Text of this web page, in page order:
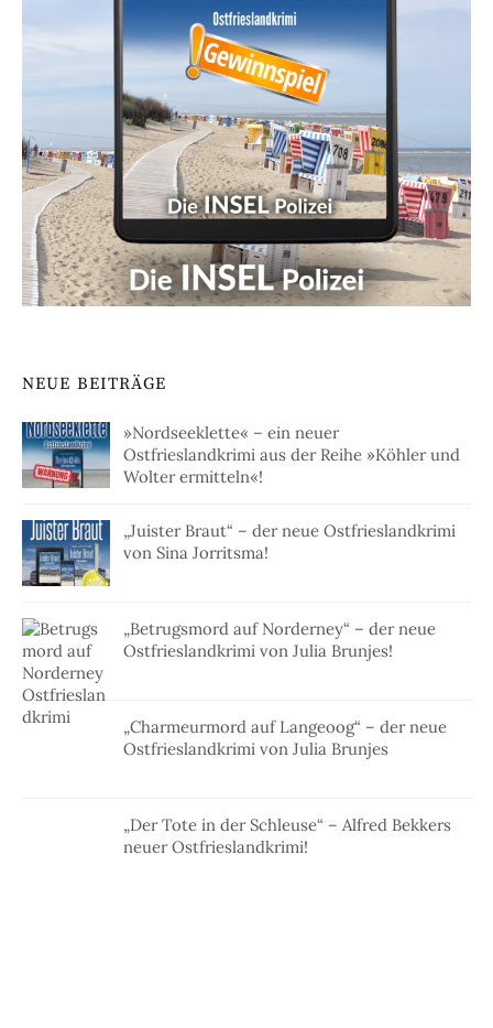
NEUE BEITRÄGE
»Nordseeklette« – ein neuer
Ostfrieslandkrimi aus der Reihe »Köhler und
Wolter ermitteln«!
„Juister Braut“ – der neue Ostfrieslandkrimi
von Sina Jorritsma!
„Betrugsmord auf Norderney“ – der neue
Ostfrieslandkrimi von Julia Brunjes!
„Charmeurmord auf Langeoog“ – der neue
Ostfrieslandkrimi von Julia Brunjes
„Der Tote in der Schleuse“ – Alfred Bekkers
neuer Ostfrieslandkrimi!